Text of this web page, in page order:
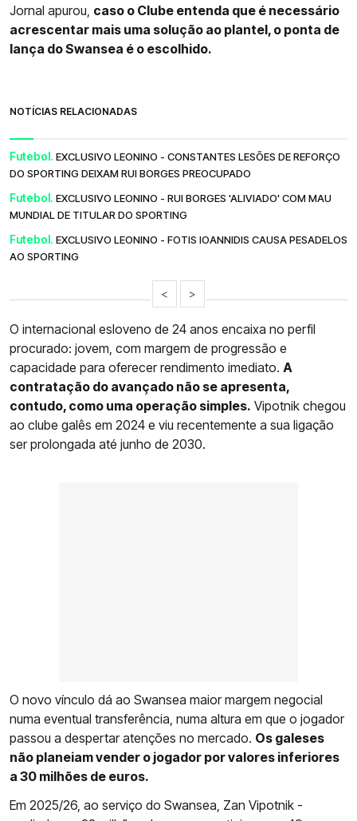
Jornal apurou, caso o Clube entenda que é necessário
acrescentar mais uma solução ao plantel, o ponta de
lança do Swansea é o escolhido.
NOTÍCIAS RELACIONADAS
Futebol. EXCLUSIVO LEONINO - CONSTANTES LESÕES DE REFORÇO
DO SPORTING DEIXAM RUI BORGES PREOCUPADO
Futebol. EXCLUSIVO LEONINO - RUI BORGES 'ALIVIADO' COM MAU
MUNDIAL DE TITULAR DO SPORTING
Futebol. EXCLUSIVO LEONINO - FOTIS IOANNIDIS CAUSA PESADELOS
AO SPORTING
< >
O internacional esloveno de 24 anos encaixa no perfil
procurado: jovem, com margem de progressão e
capacidade para oferecer rendimento imediato. A
contratação do avançado não se apresenta,
contudo, como uma operação simples. Vipotnik chegou
ao clube galês em 2024 e viu recentemente a sua ligação
ser prolongada até junho de 2030.
O novo vínculo dá ao Swansea maior margem negocial
numa eventual transferência, numa altura em que o jogador
passou a despertar atenções no mercado. Os galeses
não planeiam vender o jogador por valores inferiores
a 30 milhões de euros.
Em 2025/26, ao serviço do Swansea, Zan Vipotnik -